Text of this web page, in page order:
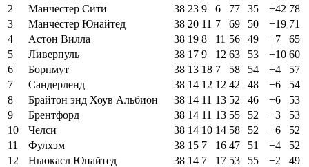
2
Манчестер Сити 38 23 9 6 77 35 +42 78
3
Манчестер Юнайтед 38 20 11 7 69 50 +19 71
4
Астон Вилла 38 19 8 11 56 49 +7
65
5
Ливерпуль 38 17 9 12 63 53 +10 60
6
Борнмут 38 13 18 7 58 54 +4
57
7
Сандерленд 38 14 12 12 42 48 −6
54
8
Брайтон энд Хоув Альбион 38 14 11 13 52 46 +6
53
9
Брентфорд 38 14 11 13 55 52 +3
53
10
Челси 38 14 10 14 58 52 +6
52
11
Фулхэм 38 15 7 16 47 51 −4
52
12
Ньюкасл Юнайтед 38 14 7 17 53 55 −2
49